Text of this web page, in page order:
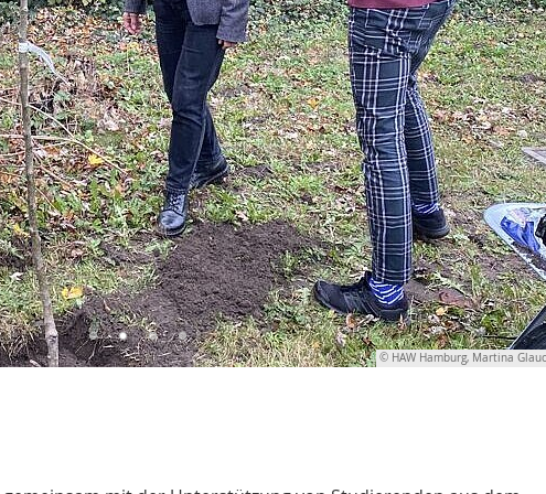
© HAW Hamburg, Martina